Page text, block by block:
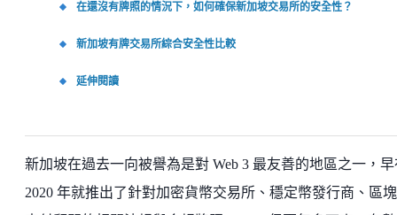
在還沒有牌照的情況下，如何確保新加坡交易所的安全性？
新加坡有牌交易所綜合安全性比較
延伸閱讀
新加坡在過去一向被譽為是對 Web 3 最友善的地區之一，
2020 年就推出了針對加密貨幣交易所、穩定幣發行商、區